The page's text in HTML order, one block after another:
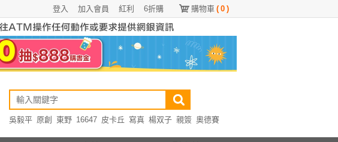
購物車 ( 0 )
6折購
紅利
加入會員
登入
吳毅平 原創 東野 16647 皮卡丘 寫真 楊双子 親簽 奧德賽